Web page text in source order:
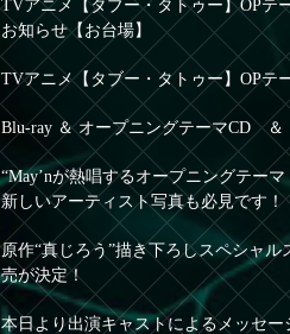
TVアニメ【タブー・タトゥー】OPテ
お知らせ【お台場】
TVアニメ【タブー・タトゥー】OPテ
Blu-ray ＆ オープニングテーマCD
“May’nが熱唱するオープニングテー
新しいアーティスト写真も必見です！
原作“真じろう”描き下ろしスペシャ
売が決定！
本日より出演キャストによるメッセー